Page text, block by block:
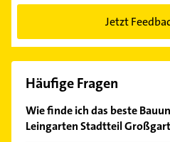
Jetzt
Häufige Fragen
Wie finde ich das beste
Leingarten Stadtteil